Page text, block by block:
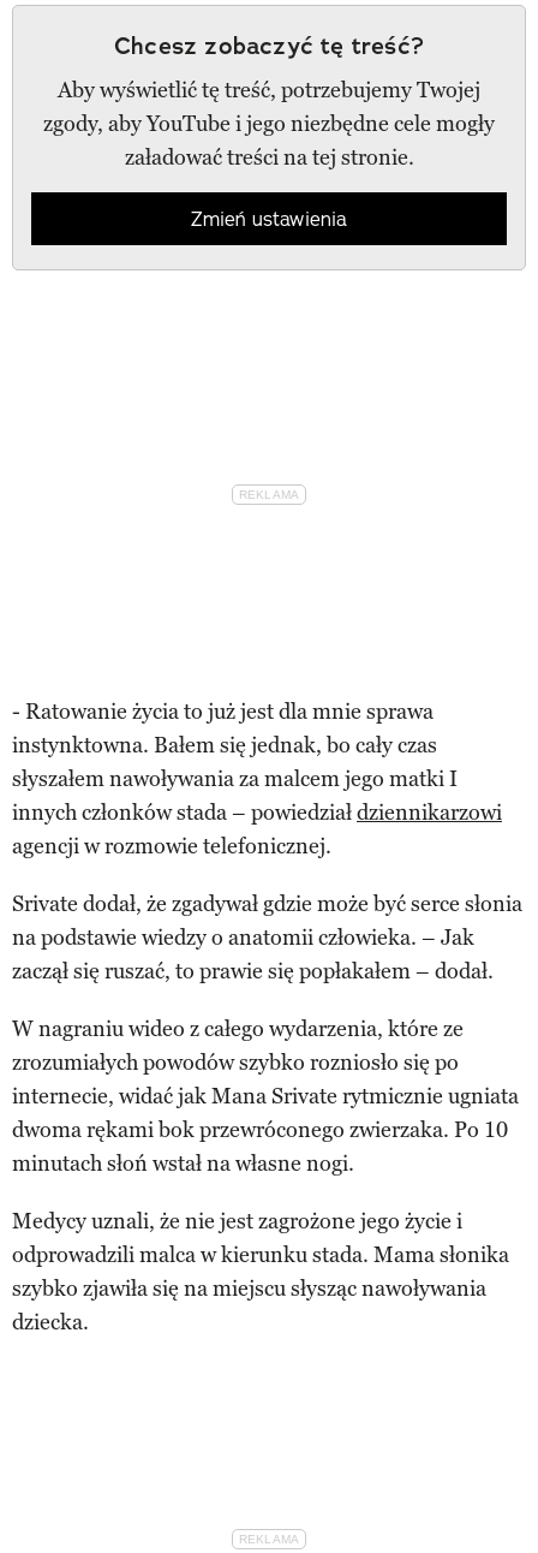
Chcesz zobaczyć tę treść?
Aby wyświetlić tę treść, potrzebujemy Twojej
zgody, aby YouTube i jego niezbędne cele mogły
załadować treści na tej stronie.
Zmień ustawienia
- Ratowanie życia to już jest dla mnie sprawa
instynktowna. Bałem się jednak, bo cały czas
słyszałem nawoływania za malcem jego matki I
innych członków stada – powiedziałdziennikarzowi
agencji w rozmowie telefonicznej.
Srivate dodał, że zgadywał gdzie może być serce słonia
na podstawie wiedzy o anatomii człowieka. – Jak
zaczął się ruszać, to prawie się popłakałem – dodał.
W nagraniu wideo z całego wydarzenia, które ze
zrozumiałych powodów szybko rozniosło się po
internecie, widać jak Mana Srivate rytmicznie ugniata
dwoma rękami bok przewróconego zwierzaka. Po 10
minutach słoń wstał na własne nogi.
Medycy uznali, że nie jest zagrożone jego życie i
odprowadzili malca w kierunku stada. Mama słonika
szybko zjawiła się na miejscu słysząc nawoływania
dziecka.